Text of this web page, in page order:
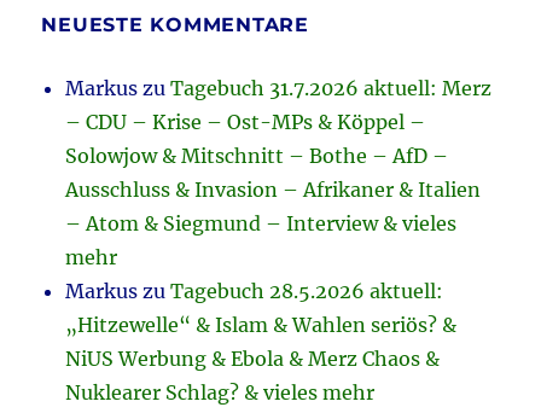
NEUESTE KOMMENTARE
Markus zuTagebuch 31.7.2026 aktuell: Merz
– CDU – Krise – Ost-MPs & Köppel –
Solowjow & Mitschnitt – Bothe – AfD –
Ausschluss & Invasion – Afrikaner & Italien
– Atom & Siegmund – Interview & vieles
mehr
Markus zuTagebuch 28.5.2026 aktuell:
„Hitzewelle“ & Islam & Wahlen seriös? &
NiUS Werbung & Ebola & Merz Chaos &
Nuklearer Schlag? & vieles mehr